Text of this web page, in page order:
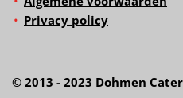
Privacy policy
© 2013 - 2023 Dohmen